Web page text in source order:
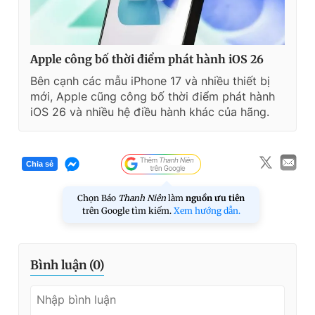
Apple công bố thời điểm phát hành iOS 26
Bên cạnh các mẫu iPhone 17 và nhiều thiết bị
mới, Apple cũng công bố thời điểm phát hành
iOS 26 và nhiều hệ điều hành khác của hãng.
Chia sẻ
Chọn Báo Thanh Niên làm nguồn ưu tiên
trên Google tìm kiếm. Xem hướng dẫn.
Bình luận (0)